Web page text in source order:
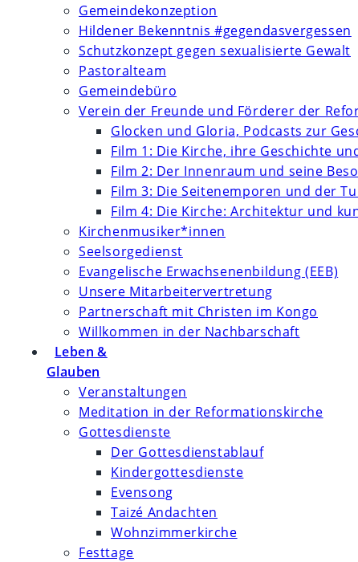
Gemeindekonzeption
Hildener Bekenntnis #gegendasvergessen
Schutzkonzept gegen sexualisierte Gewalt
Pastoralteam
Gemeindebüro
Verein der Freunde und Förderer der
Glocken und Gloria, Podcasts zur
Film 1: Die Kirche, ihre Geschichte
Film 2: Der Innenraum und seine
Film 3: Die Seitenemporen und der
Film 4: Die Kirche: Architektur und
Kirchenmusiker*innen
Seelsorgedienst
Evangelische Erwachsenenbildung (EEB)
Unsere Mitarbeitervertretung
Partnerschaft mit Christen im Kongo
Willkommen in der Nachbarschaft
Leben &
Glauben
Veranstaltungen
Meditation in der Reformationskirche
Gottesdienste
Der Gottesdienstablauf
Kindergottesdienste
Evensong
Taizé Andachten
Wohnzimmerkirche
Festtage